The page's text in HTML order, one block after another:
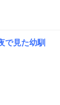
で見た幼馴